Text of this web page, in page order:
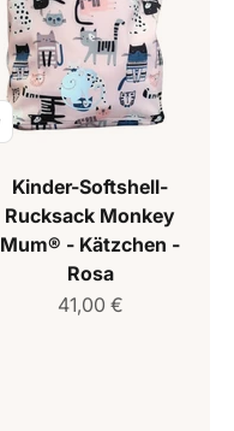
Kinder-Softshell-
Rucksack Monkey
Mum® - Kätzchen -
Rosa
Verkaufspreis
41,00 €